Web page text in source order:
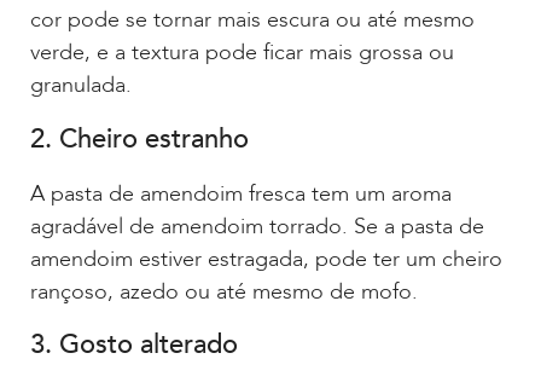
cor pode se tornar mais escura ou até mesmo
verde, e a textura pode ficar mais grossa ou
granulada.
2. Cheiro estranho
A pasta de amendoim fresca tem um aroma
agradável de amendoim torrado. Se a pasta de
amendoim estiver estragada, pode ter um cheiro
rançoso, azedo ou até mesmo de mofo.
3. Gosto alterado